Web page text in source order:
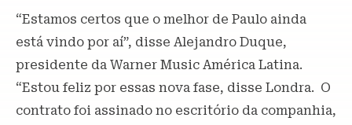
“Estamos certos que o melhor de Paulo ainda
está vindo por aí”, disse Alejandro Duque,
presidente da Warner Music América Latina.
“Estou feliz por essas nova fase, disse Londra. O
contrato foi assinado no escritório da companhia,